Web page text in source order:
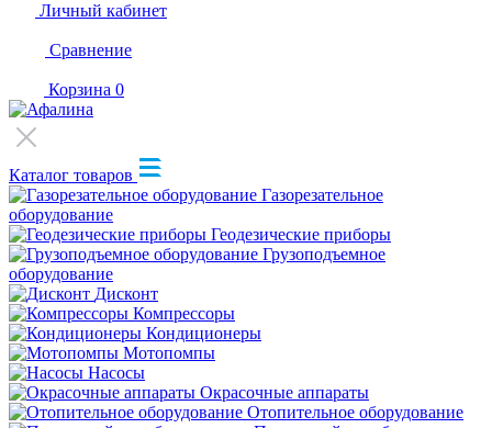
Личный кабинет
Сравнение
Корзина 0
Каталог товаров
Газорезательное
оборудование
Геодезические приборы
Грузоподъемное
оборудование
Дисконт
Компрессоры
Кондиционеры
Мотопомпы
Насосы
Окрасочные аппараты
Отопительное оборудование